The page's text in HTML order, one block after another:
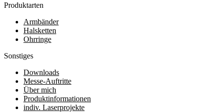
Produktarten
Armbänder
Halsketten
Ohrringe
Sonstiges
Downloads
Messe-Auftritte
Über mich
Produktinformationen
indiv. Laserprojekte